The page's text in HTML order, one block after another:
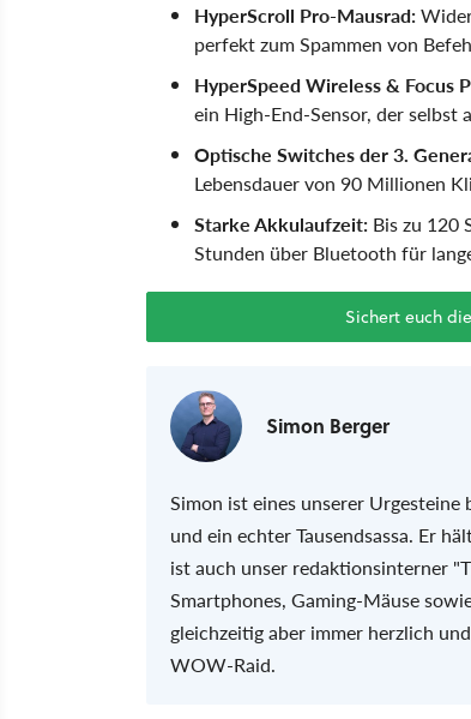
HyperScroll Pro-Mausrad:
perfekt zum Spammen von
HyperSpeed Wireless & Focus
ein High-End-Sensor, der selbst
Optische Switches der 3.
Lebensdauer von 90 Millionen
Starke Akkulaufzeit: Bis zu 120
Stunden über Bluetooth für
Sichert euch
Simon Berger
Simon ist eines unserer Urgesteine
und ein echter Tausendsassa. Er
ist auch unser redaktionsinterner
Smartphones, Gaming-Mäuse
gleichzeitig aber immer herzlich
WOW-Raid.